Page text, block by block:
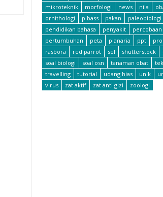
mikroteknik
morfologi news nila
ornithologi
p bass pakan paleobiologi
pendidikan bahasa
penyakit
percobaan
pertumbuhan
peta planaria ppt
rasbora
red parrot sel shutterstock
soal biologi
soal osn tanaman obat
travelling
tutorial udang hias unik
virus
zat aktif zat anti gizi zoologi